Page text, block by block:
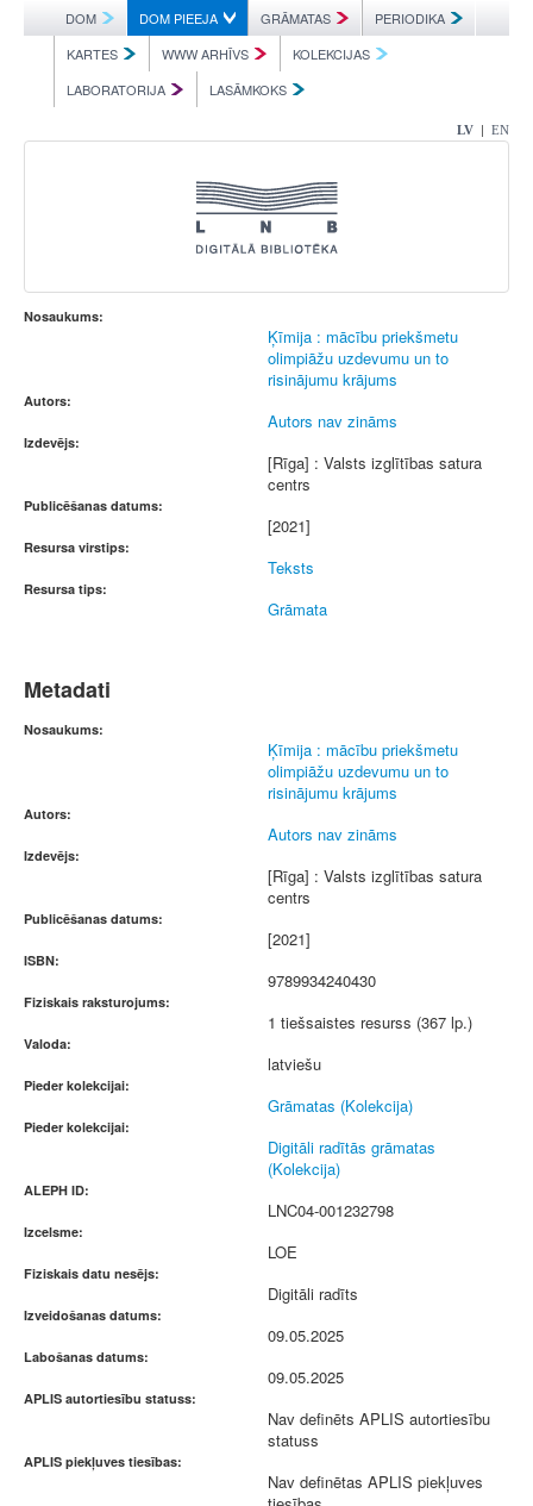
DOM DOM PIEEJA GRĀMATAS
PERIODIKA
KARTES
WWW ARHĪVS
KOLEKCIJAS
LABORATORIJA
LASĀMKOKS
LV | EN
Nosaukums:
Ķīmija : mācību priekšmetu
olimpiāžu uzdevumu un to
risinājumu krājums
Autors:
Autors nav zināms
Izdevējs:
[Rīga] : Valsts izglītības satura
centrs
Publicēšanas datums:
[2021]
Resursa virstips:
Teksts
Resursa tips:
Grāmata
Metadati
Nosaukums:
Ķīmija : mācību priekšmetu
olimpiāžu uzdevumu un to
risinājumu krājums
Autors:
Autors nav zināms
Izdevējs:
[Rīga] : Valsts izglītības satura
centrs
Publicēšanas datums:
[2021]
ISBN:
9789934240430
Fiziskais raksturojums:
1 tiešsaistes resurss (367 lp.)
Valoda:
latviešu
Pieder kolekcijai:
Grāmatas (Kolekcija)
Pieder kolekcijai:
Digitāli radītās grāmatas
(Kolekcija)
ALEPH ID:
LNC04-001232798
Izcelsme:
LOE
Fiziskais datu nesējs:
Digitāli radīts
Izveidošanas datums:
09.05.2025
Labošanas datums:
09.05.2025
APLIS autortiesību statuss:
Nav definēts APLIS autortiesību
statuss
APLIS piekļuves tiesības:
Nav definētas APLIS piekļuves